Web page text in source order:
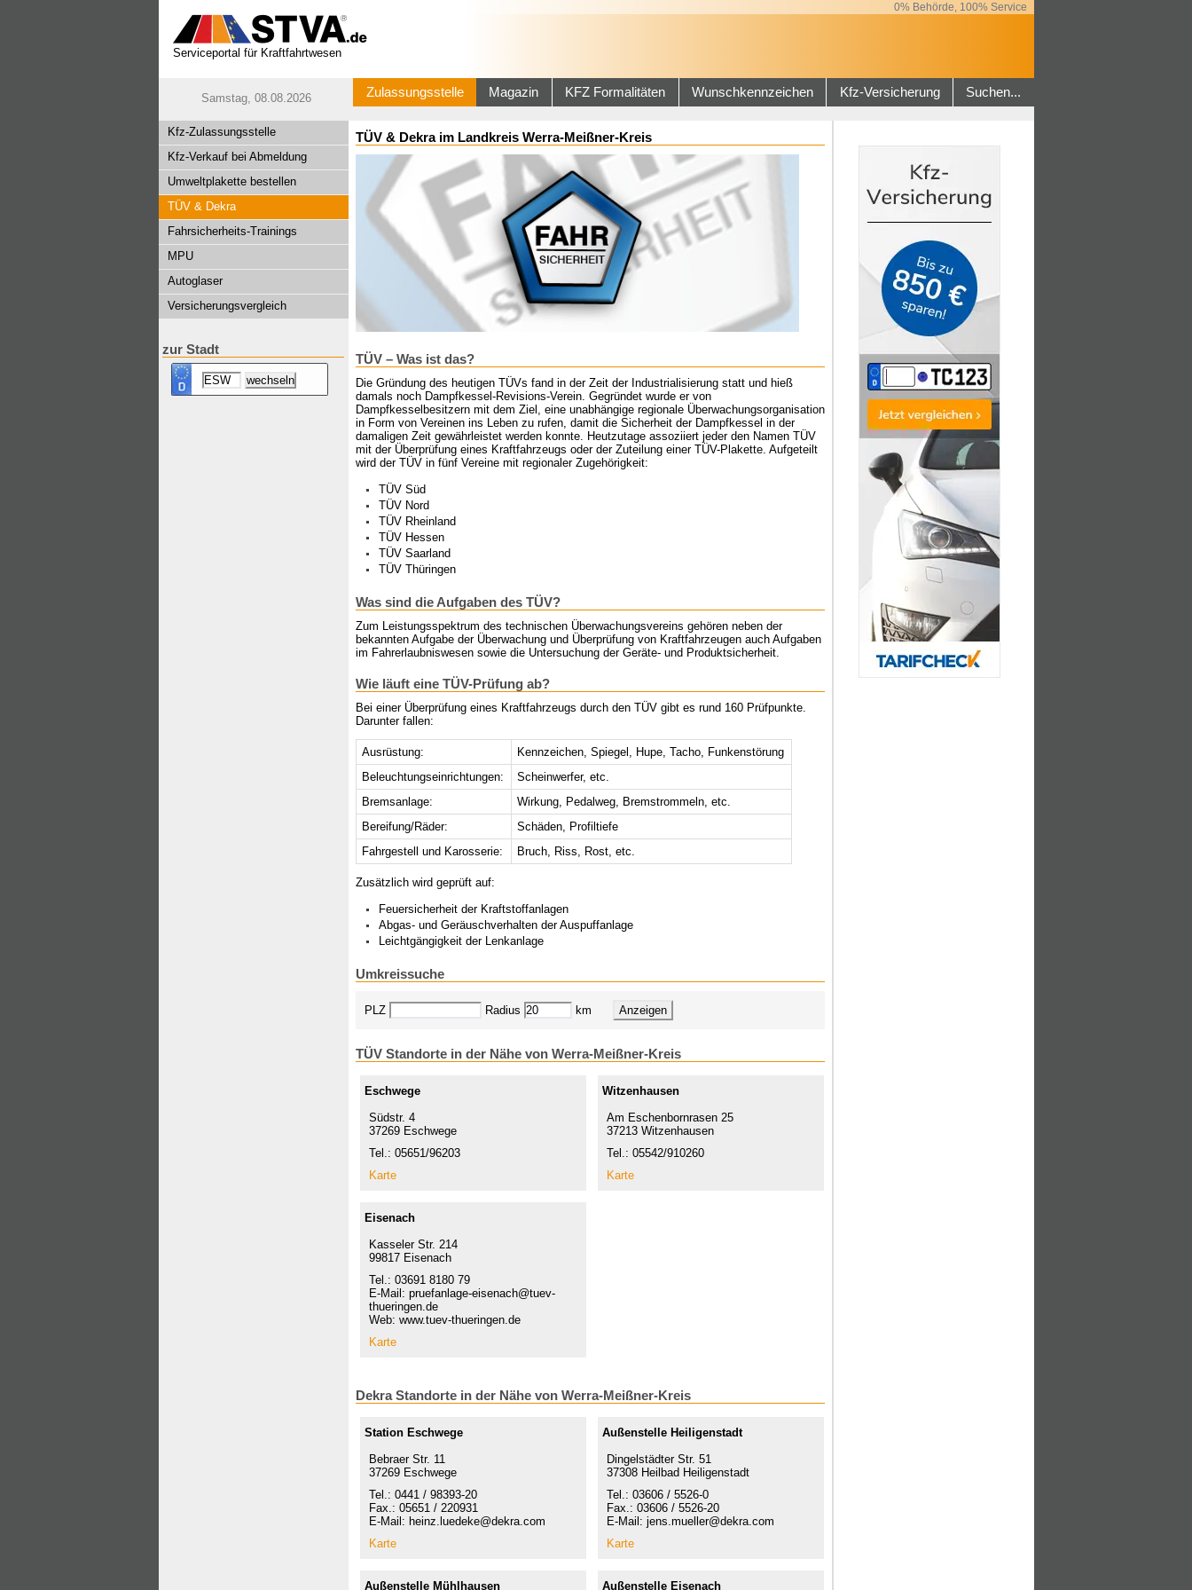
0% Behörde, 100% Service
Serviceportal für Kraftfahrtwesen
Samstag, 08.08.2026 Zulassungsstelle Magazin KFZ Formalitäten Wunschkennzeichen Kfz-Versicherung Suchen...
Kfz-Zulassungsstelle
Kfz-Verkauf bei Abmeldung
Umweltplakette bestellen
TÜV & Dekra
Fahrsicherheits-Trainings
MPU
Autoglaser
Versicherungsvergleich
zur Stadt
TÜV & Dekra im Landkreis Werra-Meißner-Kreis
TÜV – Was ist das?
Die Gründung des heutigen TÜVs fand in der Zeit der Industrialisierung statt und hieß
damals noch Dampfkessel-Revisions-Verein. Gegründet wurde er von
Dampfkesselbesitzern mit dem Ziel, eine unabhängige regionale Überwachungsorganisation
in Form von Vereinen ins Leben zu rufen, damit die Sicherheit der Dampfkessel in der
damaligen Zeit gewährleistet werden konnte. Heutzutage assoziiert jeder den Namen TÜV
mit der Überprüfung eines Kraftfahrzeugs oder der Zuteilung einer TÜV-Plakette. Aufgeteilt
wird der TÜV in fünf Vereine mit regionaler Zugehörigkeit:
TÜV Süd
TÜV Nord
TÜV Rheinland
TÜV Hessen
TÜV Saarland
TÜV Thüringen
Was sind die Aufgaben des TÜV?
Zum Leistungsspektrum des technischen Überwachungsvereins gehören neben der
bekannten Aufgabe der Überwachung und Überprüfung von Kraftfahrzeugen auch Aufgaben
im Fahrerlaubniswesen sowie die Untersuchung der Geräte- und Produktsicherheit.
Wie läuft eine TÜV-Prüfung ab?
Bei einer Überprüfung eines Kraftfahrzeugs durch den TÜV gibt es rund 160 Prüfpunkte.
Darunter fallen:
Ausrüstung:
Kennzeichen, Spiegel, Hupe, Tacho, Funkenstörung
Beleuchtungseinrichtungen:
Scheinwerfer, etc.
Bremsanlage:
Wirkung, Pedalweg, Bremstrommeln, etc.
Bereifung/Räder:
Schäden, Profiltiefe
Fahrgestell und Karosserie:
Bruch, Riss, Rost, etc.
Zusätzlich wird geprüft auf:
Feuersicherheit der Kraftstoffanlagen
Abgas- und Geräuschverhalten der Auspuffanlage
Leichtgängigkeit der Lenkanlage
Umkreissuche
PLZ Radius km
TÜV Standorte in der Nähe von Werra-Meißner-Kreis
Eschwege
Südstr. 4
37269 Eschwege
Tel.: 05651/96203
Karte
Witzenhausen
Am Eschenbornrasen 25
37213 Witzenhausen
Tel.: 05542/910260
Karte
Eisenach
Kasseler Str. 214
99817 Eisenach
Tel.: 03691 8180 79
E-Mail: pruefanlage-eisenach@tuev-
thueringen.de
Web: www.tuev-thueringen.de
Karte
Dekra Standorte in der Nähe von Werra-Meißner-Kreis
Station Eschwege
Bebraer Str. 11
37269 Eschwege
Tel.: 0441 / 98393-20
Fax.: 05651 / 220931
E-Mail: heinz.luedeke@dekra.com
Karte
Außenstelle Heiligenstadt
Dingelstädter Str. 51
37308 Heilbad Heiligenstadt
Tel.: 03606 / 5526-0
Fax.: 03606 / 5526-20
E-Mail: jens.mueller@dekra.com
Karte
Außenstelle Mühlhausen Außenstelle Eisenach